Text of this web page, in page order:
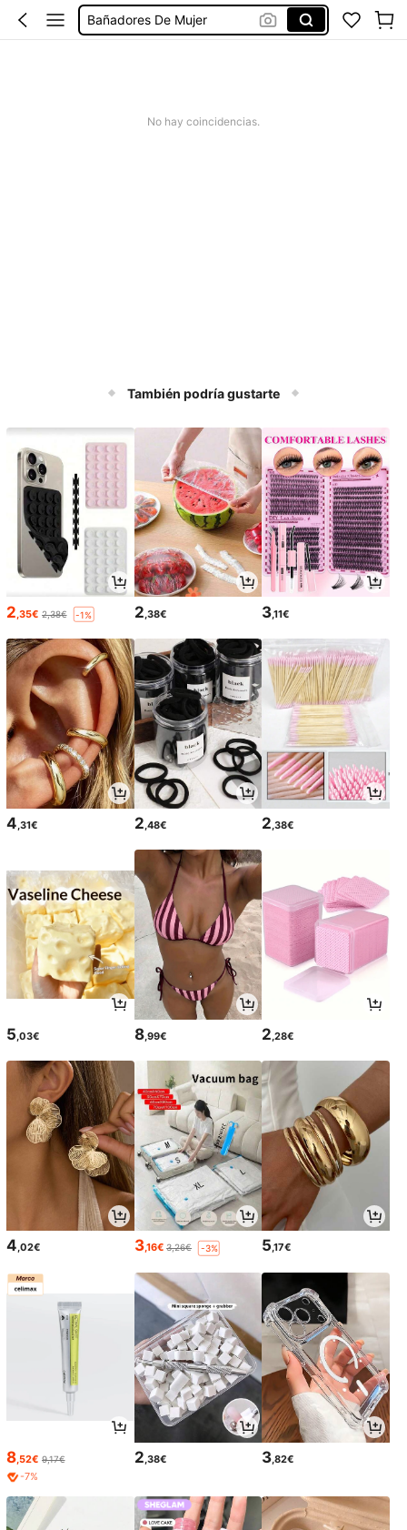
Missguided
No hay coincidencias.
También podría gustarte
2 ,35€ 2,38€ -1% 2 ,38€ 3,11€
4,31€ 2,48€ 2,38€
5,03€ 8,99€ 2,28€
4,02€ 3,16€ 3,26€ -3% 5,17€
8 ,52€ 9,17€
-7%
2 ,38€ 3 ,82€